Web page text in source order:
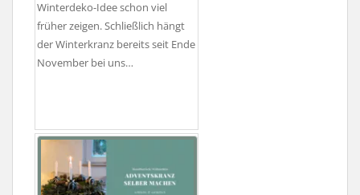
Winterdeko-Idee schon viel
früher zeigen. Schließlich hängt
der Winterkranz bereits seit Ende
November bei uns…